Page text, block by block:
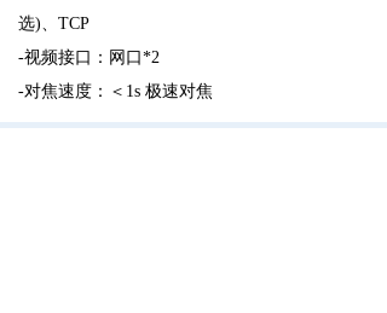
选)、TCP
-视频接口：网口*2
-对焦速度：＜1s 极速对焦